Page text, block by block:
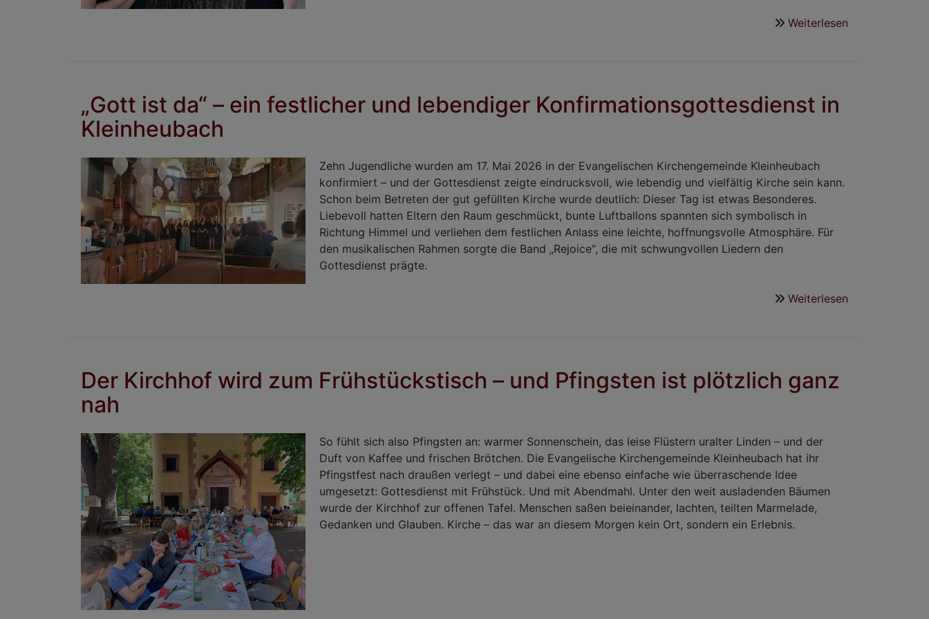
Weiterlesen
„Gott ist da“ – ein festlicher und lebendiger Konfirmationsgottesdienst in
Kleinheubach
Zehn Jugendliche wurden am 17. Mai 2026 in der Evangelischen Kirchengemeinde Kleinheubach
konfirmiert – und der Gottesdienst zeigte eindrucksvoll, wie lebendig und vielfältig Kirche sein kann.
Schon beim Betreten der gut gefüllten Kirche wurde deutlich: Dieser Tag ist etwas Besonderes.
Liebevoll hatten Eltern den Raum geschmückt, bunte Luftballons spannten sich symbolisch in
Richtung Himmel und verliehen dem festlichen Anlass eine leichte, hoffnungsvolle Atmosphäre. Für
den musikalischen Rahmen sorgte die Band „Rejoice“, die mit schwungvollen Liedern den
Gottesdienst prägte.
Weiterlesen
Der Kirchhof wird zum Frühstückstisch – und Pfingsten ist plötzlich ganz
nah
So fühlt sich also Pfingsten an: warmer Sonnenschein, das leise Flüstern uralter Linden – und der
Duft von Kaffee und frischen Brötchen. Die Evangelische Kirchengemeinde Kleinheubach hat ihr
Pfingstfest nach draußen verlegt – und dabei eine ebenso einfache wie überraschende Idee
umgesetzt: Gottesdienst mit Frühstück. Und mit Abendmahl. Unter den weit ausladenden Bäumen
wurde der Kirchhof zur offenen Tafel. Menschen saßen beieinander, lachten, teilten Marmelade,
Gedanken und Glauben. Kirche – das war an diesem Morgen kein Ort, sondern ein Erlebnis.